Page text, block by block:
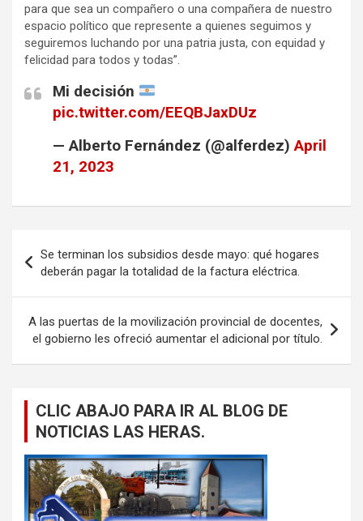
para que sea un compañero o una compañera de nuestro
espacio político que represente a quienes seguimos y
seguiremos luchando por una patria justa, con equidad y
felicidad para todos y todas”.
Mi decisión
pic.twitter.com/EEQBJaxDUz
— Alberto Fernández (@alferdez)April
21, 2023
de
entradas
Se terminan los subsidios desde mayo: qué hogares
deberán pagar la totalidad de la factura eléctrica.
A las puertas de la movilización provincial de docentes,
el gobierno les ofreció aumentar el adicional por título.
CLIC ABAJO PARA IR AL BLOG DE
NOTICIAS LAS HERAS.